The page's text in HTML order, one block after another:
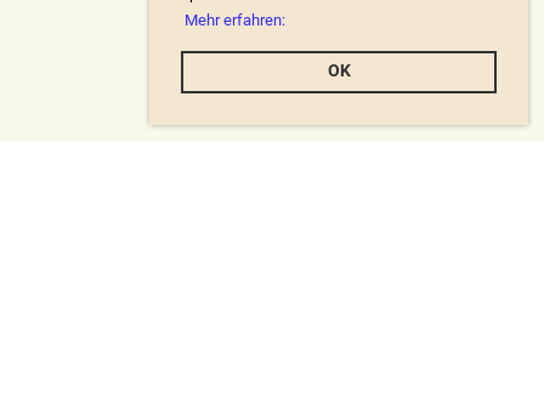
Mehr erfahren:
OK